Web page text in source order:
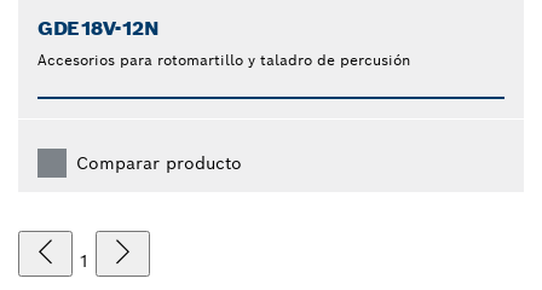
GDE18V-12N
Accesorios para rotomartillo y taladro de percusión
Comparar producto
1